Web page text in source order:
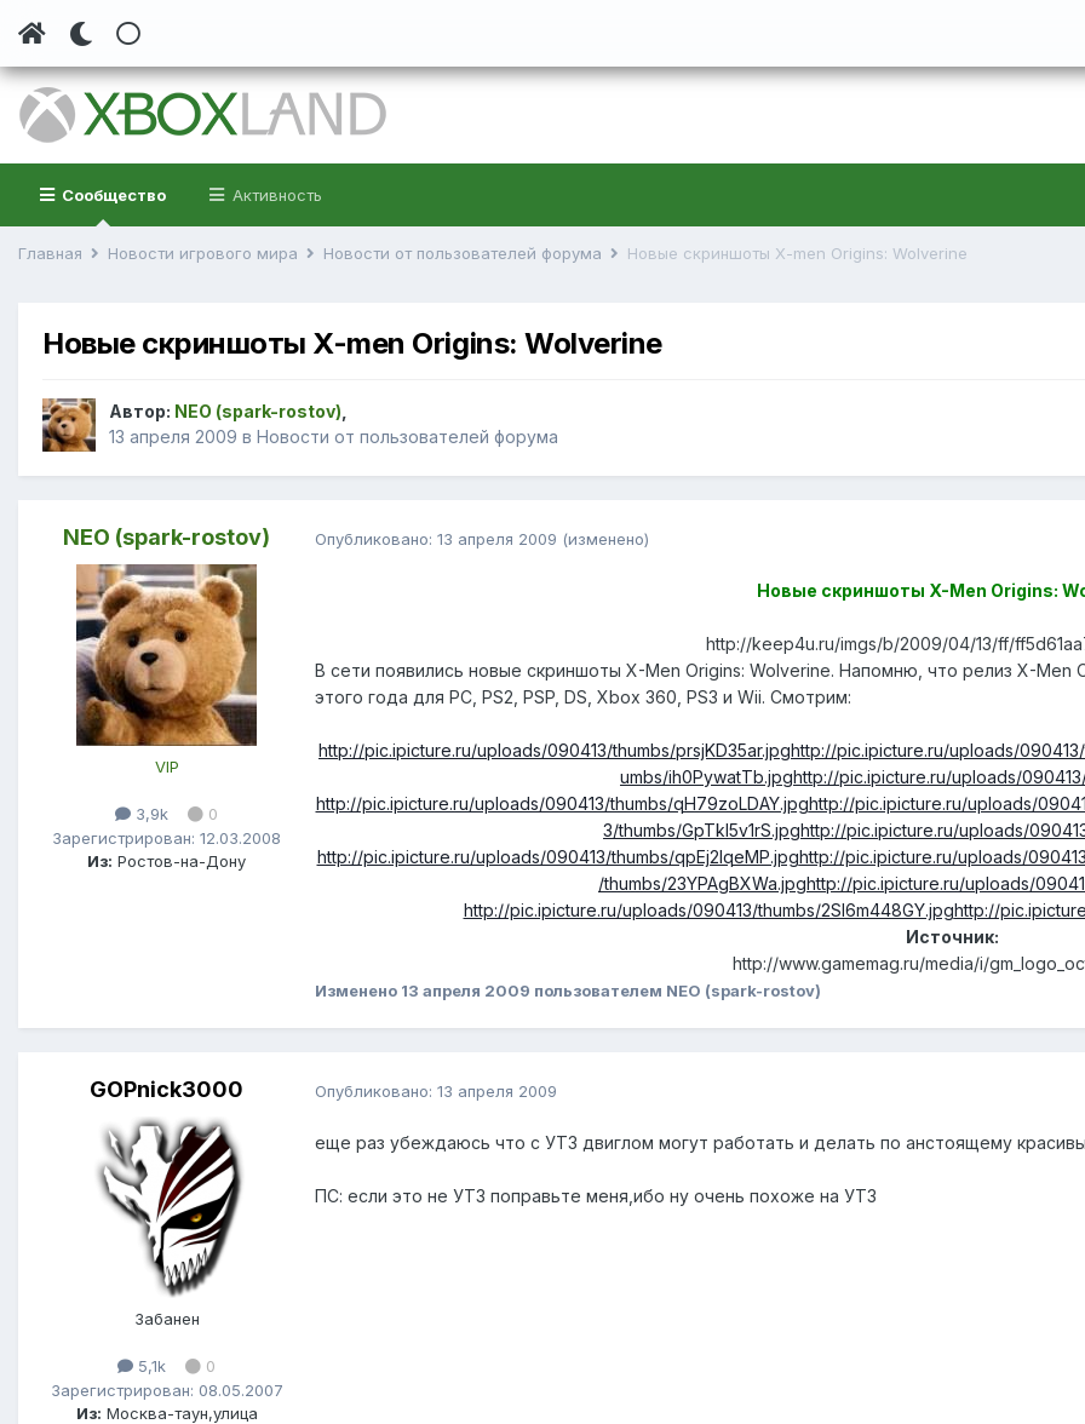
Сообщество Активность
Главная Новости игрового мира Новости от пользователей форума Новые скриншоты X-men Origins: Wolverine
Новые скриншоты X-men Origins: Wolverine
Автор: NEO (spark-rostov)
13 апреля 2009 в Новости от пользователей форума
NEO (spark-rostov)
VIP
3,9k
0
Зарегистрирован: 12.03.2008
Из: Ростов-на-Дону
Опубликовано: 13 апреля 2009 (изменено)
Новые скриншоты X-Men Origins:
http://keep4u.ru/imgs/b/2009/04/13/ff/
В сети появились новые скриншоты X-Men Origins: Wolverine. Напомню, что релиз X-Men
этого года для PC, PS2, PSP, DS, Xbox 360, PS3 и Wii. Смотрим:
http://pic.ipicture.ru/uploads/090413/thumbs/prsjKD35ar.jpghttp://pic.ipicture.ru/uploads/
umbs/ih0PywatTb.jpghttp://pic.ipicture.ru/uploads/
http://pic.ipicture.ru/uploads/090413/thumbs/qH79zoLDAY.jpghttp://pic.ipicture.ru/uploads/
3/thumbs/GpTkl5v1rS.jpghttp://pic.ipicture.ru/uploads/
http://pic.ipicture.ru/uploads/090413/thumbs/qpEj2lqeMP.jpghttp://pic.ipicture.ru/uploads/
/thumbs/23YPAgBXWa.jpghttp://pic.ipicture.ru/uploads/
http://pic.ipicture.ru/uploads/090413/thumbs/2SI6m448GY.jpghttp://
Источник:
http://www.gamemag.ru/media/i/
Изменено 13 апреля 2009 пользователем NEO (spark-rostov)
GOPnick3000
Забанен
5,1k
0
Зарегистрирован: 08.05.2007
Из: Москва-таун,улица
Опубликовано: 13 апреля 2009
еще раз убеждаюсь что с УТ3 двиглом могут работать и делать по анстоящему
ПС: если это не УТ3 поправьте меня,ибо ну очень похоже на УТ3